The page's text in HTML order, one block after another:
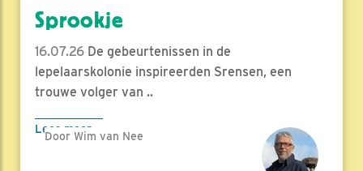
Sprookje
16.07.26 De gebeurtenissen in de
lepelaarskolonie inspireerden Srensen, een
trouwe volger van ..
Lees meer
Door Wim van Nee